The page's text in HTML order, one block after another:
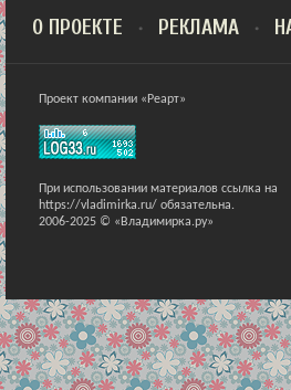
О ПРОЕКТЕ РЕКЛАМА
Проект компании «Реарт»
При использовании материалов ссылка на
https://vladimirka.ru/ обязательна.
2006-2025 © «Владимирка.ру»